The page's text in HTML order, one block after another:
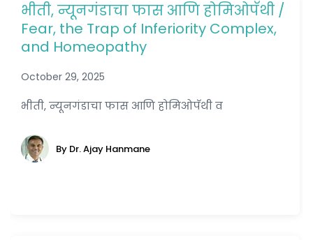
भीती, न्यूनगंडाचा फास आणि होमिओपॅथी /
Fear, the Trap of Inferiority Complex,
and Homeopathy
October 29, 2025
भीती, न्यूनगंडाचा फास आणि होमिओपॅथी व
By Dr. Ajay Hanmane